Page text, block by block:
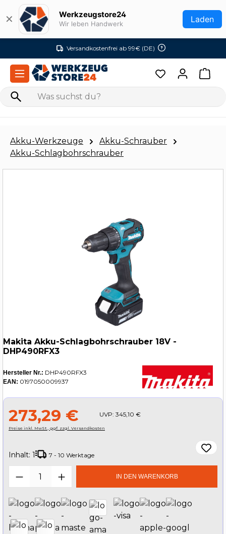
Zum Hauptinhalt springen
✕ Werkzeugstore24
Wir leben Handwerk Laden
Versandkostenfrei ab 99€ (DE)
Akku-Werkzeuge
Akku-Schrauber
Akku-Schlagbohrschrauber
Makita Akku-Schlagbohrschrauber 18V -
DHP490RFX3
Hersteller Nr.: DHP490RFX3
EAN: 0197050009937
273,29 € UVP: 345,10 €
Preise inkl. MwSt., ggf. zzgl. Versandkosten
Inhalt: 1 7 - 10 Werktage
Produkt Anzahl: Gib denIN DEN WARENKORB